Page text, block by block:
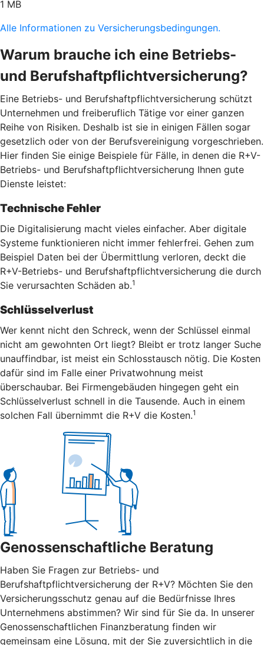
1 MB
Alle Informationen zu Versicherungsbedingungen.
Warum brauche ich eine Betriebs-
und Berufshaftpflichtversicherung?
Eine Betriebs- und Berufshaftpflichtversicherung schützt
Unternehmen und freiberuflich Tätige vor einer ganzen
Reihe von Risiken. Deshalb ist sie in einigen Fällen sogar
gesetzlich oder von der Berufsvereinigung vorgeschrieben.
Hier finden Sie einige Beispiele für Fälle, in denen die R+V-
Betriebs- und Berufshaftpflichtversicherung Ihnen gute
Dienste leistet:
Technische Fehler
Die Digitalisierung macht vieles einfacher. Aber digitale
Systeme funktionieren nicht immer fehlerfrei. Gehen zum
Beispiel Daten bei der Übermittlung verloren, deckt die
R+V-Betriebs- und Berufshaftpflichtversicherung die durch
Sie verursachten Schäden ab.1
Schlüsselverlust
Wer kennt nicht den Schreck, wenn der Schlüssel einmal
nicht am gewohnten Ort liegt? Bleibt er trotz langer Suche
unauffindbar, ist meist ein Schlosstausch nötig. Die Kosten
dafür sind im Falle einer Privatwohnung meist
überschaubar. Bei Firmengebäuden hingegen geht ein
Schlüsselverlust schnell in die Tausende. Auch in einem
solchen Fall übernimmt die R+V die Kosten.1
Genossenschaftliche Beratung
Haben Sie Fragen zur Betriebs- und
Berufshaftpflichtversicherung der R+V? Möchten Sie den
Versicherungsschutz genau auf die Bedürfnisse Ihres
Unternehmens abstimmen? Wir sind für Sie da. In unserer
Genossenschaftlichen Finanzberatung finden wir
gemeinsam eine Lösung, mit der Sie zuversichtlich in die